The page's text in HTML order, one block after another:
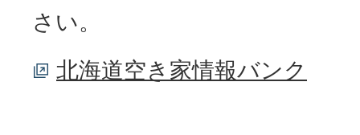
さい。
北海道空き家情報バンク